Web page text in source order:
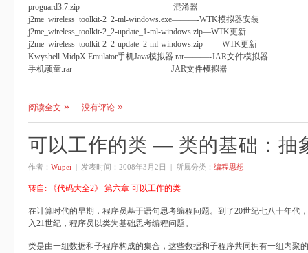
proguard3.7.zip———————————-混淆器
j2me_wireless_toolkit-2_2-ml-windows.exe———-WTK模拟器安装
j2me_wireless_toolkit-2_2-update_1-ml-windows.zip—WTK更新
j2me_wireless_toolkit-2_2-update_2-ml-windows.zip——-WTK更新
Kwyshell MidpX Emulator手机Java模拟器.rar———-JAR文件模拟器
手机顽童.rar————————————JAR文件模拟器
阅读全文 没有评论
可以工作的类 — 类的基础：抽
作者： Wupei | 发表时间： 2008年3月2日 | 所属分类： 编程思想
转自: 《代码大全2》 第六章 可以工作的类
在计算时代的早期，程序员基于语句思考编程问题。到了20世纪七八十年代
入21世纪，程序员以类为基础思考编程问题。
类是由一组数据和子程序构成的集合，这些数据和子程序共同拥有一组内聚